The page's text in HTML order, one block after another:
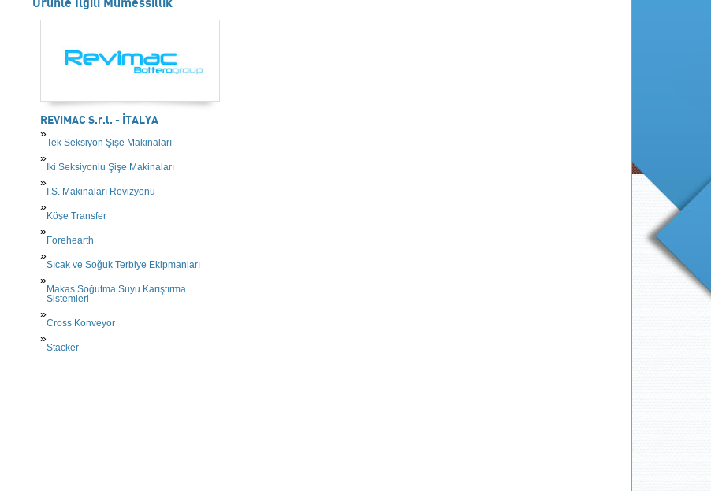
REVIMAC S.r.l. - İTALYA
Tek Seksiyon Şişe Makinaları
İki Seksiyonlu Şişe Makinaları
I.S. Makinaları Revizyonu
Köşe Transfer
Forehearth
Sıcak ve Soğuk Terbiye Ekipmanları
Makas Soğutma Suyu Karıştırma
Sistemleri
Cross Konveyor
Stacker